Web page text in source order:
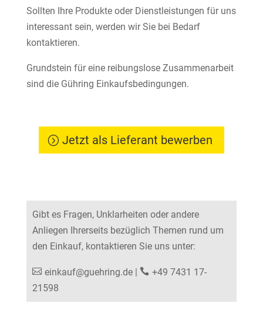
Sollten Ihre Produkte oder Dienstleistungen für uns
interessant sein, werden wir Sie bei Bedarf
kontaktieren.
Grundstein für eine reibungslose Zusammenarbeit
sind die Gühring Einkaufsbedingungen.
Jetzt als Lieferant bewerben
Gibt es Fragen, Unklarheiten oder andere
Anliegen Ihrerseits bezüglich Themen rund um
den Einkauf, kontaktieren Sie uns unter:
einkauf@guehring.de|
+49 7431 17-
21598